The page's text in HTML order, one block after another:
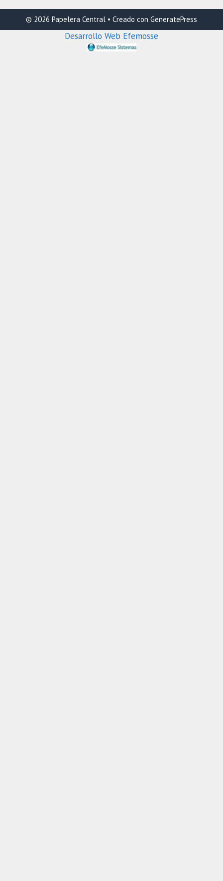
© 2026 Papelera Central • Creado con GeneratePress
Desarrollo Web Efemosse